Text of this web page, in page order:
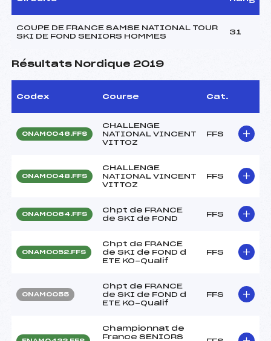
COUPE DE FRANCE SAMSE NATIONAL TOUR
SKI DE FOND SENIORS HOMMES
31
Résultats Nordique 2019
Codex Course Cat.
ONAM0046.FFS
CHALLENGE
NATIONAL VINCENT
VITTOZ
FFS
ONAM0048.FFS
CHALLENGE
NATIONAL VINCENT
VITTOZ
FFS
ONAM0064.FFS
Chpt de FRANCE
de SKI de FOND
FFS
ONAM0052.FFS
Chpt de FRANCE
de SKI de FOND d
ETE KO-Qualif
FFS
ONAM0055
Chpt de FRANCE
de SKI de FOND d
ETE KO-Qualif
FFS
Championnat de
France SENIORS